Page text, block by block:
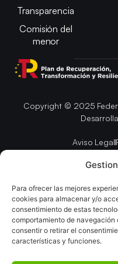
Para ofrecer las mejores
cookies para almacenar y/o
consentimiento de estas
comportamiento de
consentir o retirar el
características y funciones.
Transparencia
Comisión del
menor
Copyright © 2025
Aviso Legal
Política de